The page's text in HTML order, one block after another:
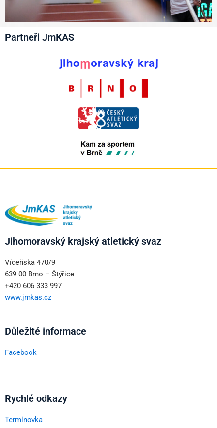
Partneři JmKAS
Jihomoravský krajský atletický svaz
Vídeňská 470/9
639 00 Brno – Štýřice
+420 606 333 997
www.jmkas.cz
Důležité informace
Facebook
Rychlé odkazy
Termínovka